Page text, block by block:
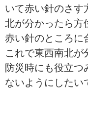
いて赤い針のさす
北が分かったら方
赤い針のところに
これで東西南北が
防災時にも役立つ
ないようにしたい